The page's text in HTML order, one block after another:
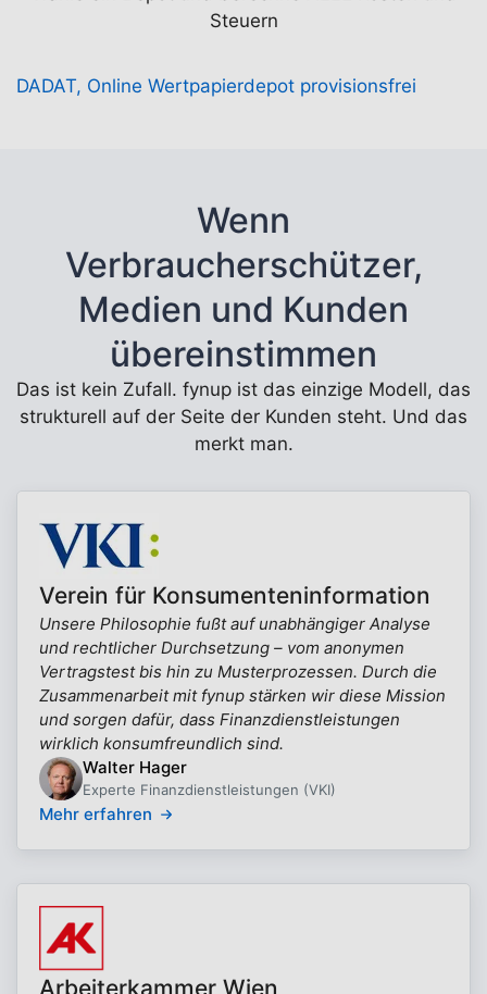
Steuern
DADAT, Online Wertpapierdepot provisionsfrei
Wenn
Verbraucherschützer,
Medien und Kunden
übereinstimmen
Das ist kein Zufall. fynup ist das einzige Modell, das
strukturell auf der Seite der Kunden steht. Und das
merkt man.
Verein für Konsumenteninformation
Unsere Philosophie fußt auf unabhängiger Analyse
und rechtlicher Durchsetzung – vom anonymen
Vertragstest bis hin zu Musterprozessen. Durch die
Zusammenarbeit mit fynup stärken wir diese Mission
und sorgen dafür, dass Finanzdienstleistungen
wirklich konsumfreundlich sind.
Walter Hager
Experte Finanzdienstleistungen (VKI)
Mehr erfahren
Arbeiterkammer Wien